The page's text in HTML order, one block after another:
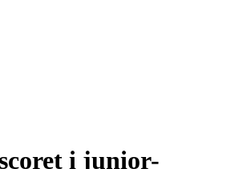
i junior-